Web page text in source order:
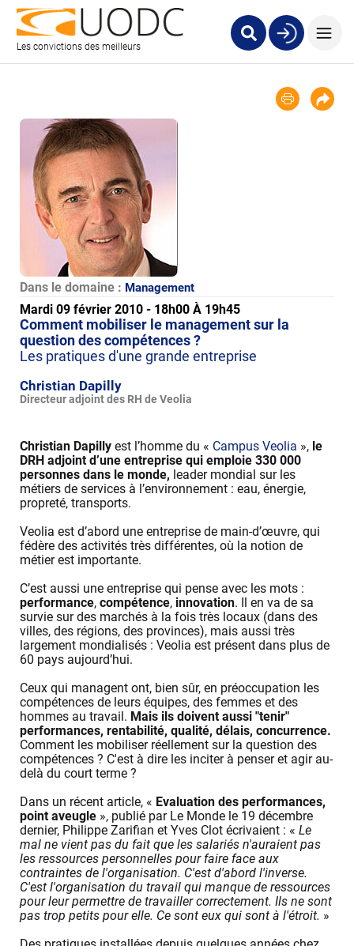
Les convictions des meilleurs
Dans le domaine : Management
Mardi 09 février 2010 - 18h00 À 19h45
Comment mobiliser le management sur la
question des compétences ?
Les pratiques d'une grande entreprise
Christian Dapilly
Directeur adjoint des RH de Veolia
Christian Dapilly est l’homme du « Campus Veolia », le
DRH adjoint d’une entreprise qui emploie 330 000
personnes dans le monde, leader mondial sur les
métiers de services à l’environnement : eau, énergie,
propreté, transports.
Veolia est d’abord une entreprise de main-d’œuvre, qui
fédère des activités très différentes, où la notion de
métier est importante.
C’est aussi une entreprise qui pense avec les mots :
performance,compétence, innovation. Il en va de sa
survie sur des marchés à la fois très locaux (dans des
villes, des régions, des provinces), mais aussi très
largement mondialisés : Veolia est présent dans plus de
60 pays aujourd’hui.
Ceux qui managent ont, bien sûr, en préoccupation les
compétences de leurs équipes, des femmes et des
hommes au travail. Mais ils doivent aussi "tenir"
performances, rentabilité, qualité, délais, concurrence.
Comment les mobiliser réellement sur la question des
compétences ? C'est à dire les inciter à penser et agir au-
delà du court terme ?
Dans un récent article, « Evaluation des performances,
point aveugle », publié par Le Monde le 19 décembre
dernier, Philippe Zarifian et Yves Clot écrivaient : « Le
mal ne vient pas du fait que les salariés n'auraient pas
les ressources personnelles pour faire face aux
contraintes de l'organisation. C'est d'abord l'inverse.
C'est l'organisation du travail qui manque de ressources
pour leur permettre de travailler correctement. Ils ne sont
pas trop petits pour elle. Ce sont eux qui sont à l'étroit. »